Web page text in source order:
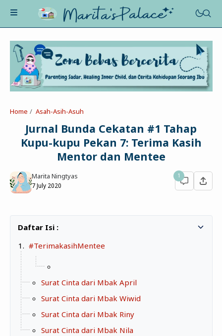
About Me
Contact
Asah-Asih-Asuh
Life Motivation
Book Review
Celotehku
Dua Kacamata
Poe-Fict
Beauty&Fashion
Health
Jalan&Jajan
Soal Uang
Sudut Rumah
Blog&Write
Parenting
Zona Curcol
Ngobrolin Film
Home Asah-Asih-Asuh
Jurnal Bunda Cekatan #1 Tahap
Kupu-kupu Pekan 7: Terima Kasih
Mentor dan Mentee
Marita Ningtyas
7 July 2020
1
#TerimakasihMentee
Surat Cinta dari Mbak April
Surat Cinta dari Mbak Wiwid
Surat Cinta dari Mbak Riny
Surat Cinta dari Mbak Nila